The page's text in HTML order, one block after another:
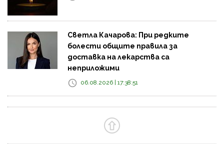
Светла Качарова: При редките
болести общите правила за
доставка на лекарства са
неприложими
06.08.2026 | 17:38:51